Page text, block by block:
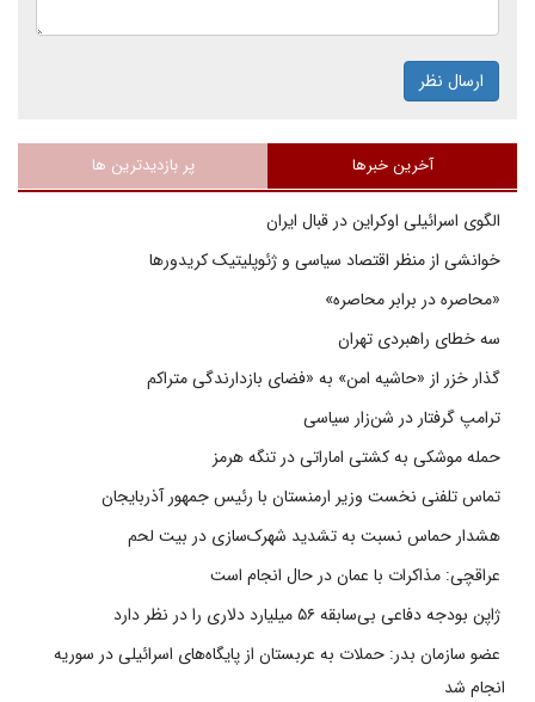
ارسال نظر
آخرین خبرها پر بازدیدترین ها
الگوی اسرائیلی اوکراین در قبال ایران
خوانشی از منظر اقتصاد سیاسی و ژئوپلیتیک کریدورها
«محاصره در برابر محاصره»
سه خطای راهبردی تهران
گذار خزر از «حاشیه امن» به «فضای بازدارندگی متراکم
ترامپ گرفتار در شن‌زار سیاسی
حمله موشکی به کشتی اماراتی در تنگه هرمز
تماس تلفنی نخست وزیر ارمنستان با رئیس جمهور آذربایجان
هشدار حماس نسبت به تشدید شهرک‌سازی در بیت‌ لحم
عراقچی: مذاکرات با عمان در حال انجام است
ژاپن بودجه دفاعی بی‌سابقه ۵۶ میلیارد دلاری را در نظر دارد
عضو سازمان بدر: حملات به عربستان از پایگاه‌های اسرائیلی در سوریه
انجام شد